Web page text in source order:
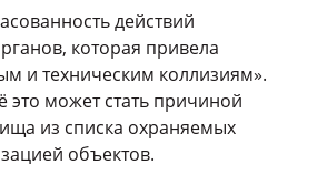
действий
которая привела
и техническим коллизиям».
это может стать причиной
из списка охраняемых
объектов.